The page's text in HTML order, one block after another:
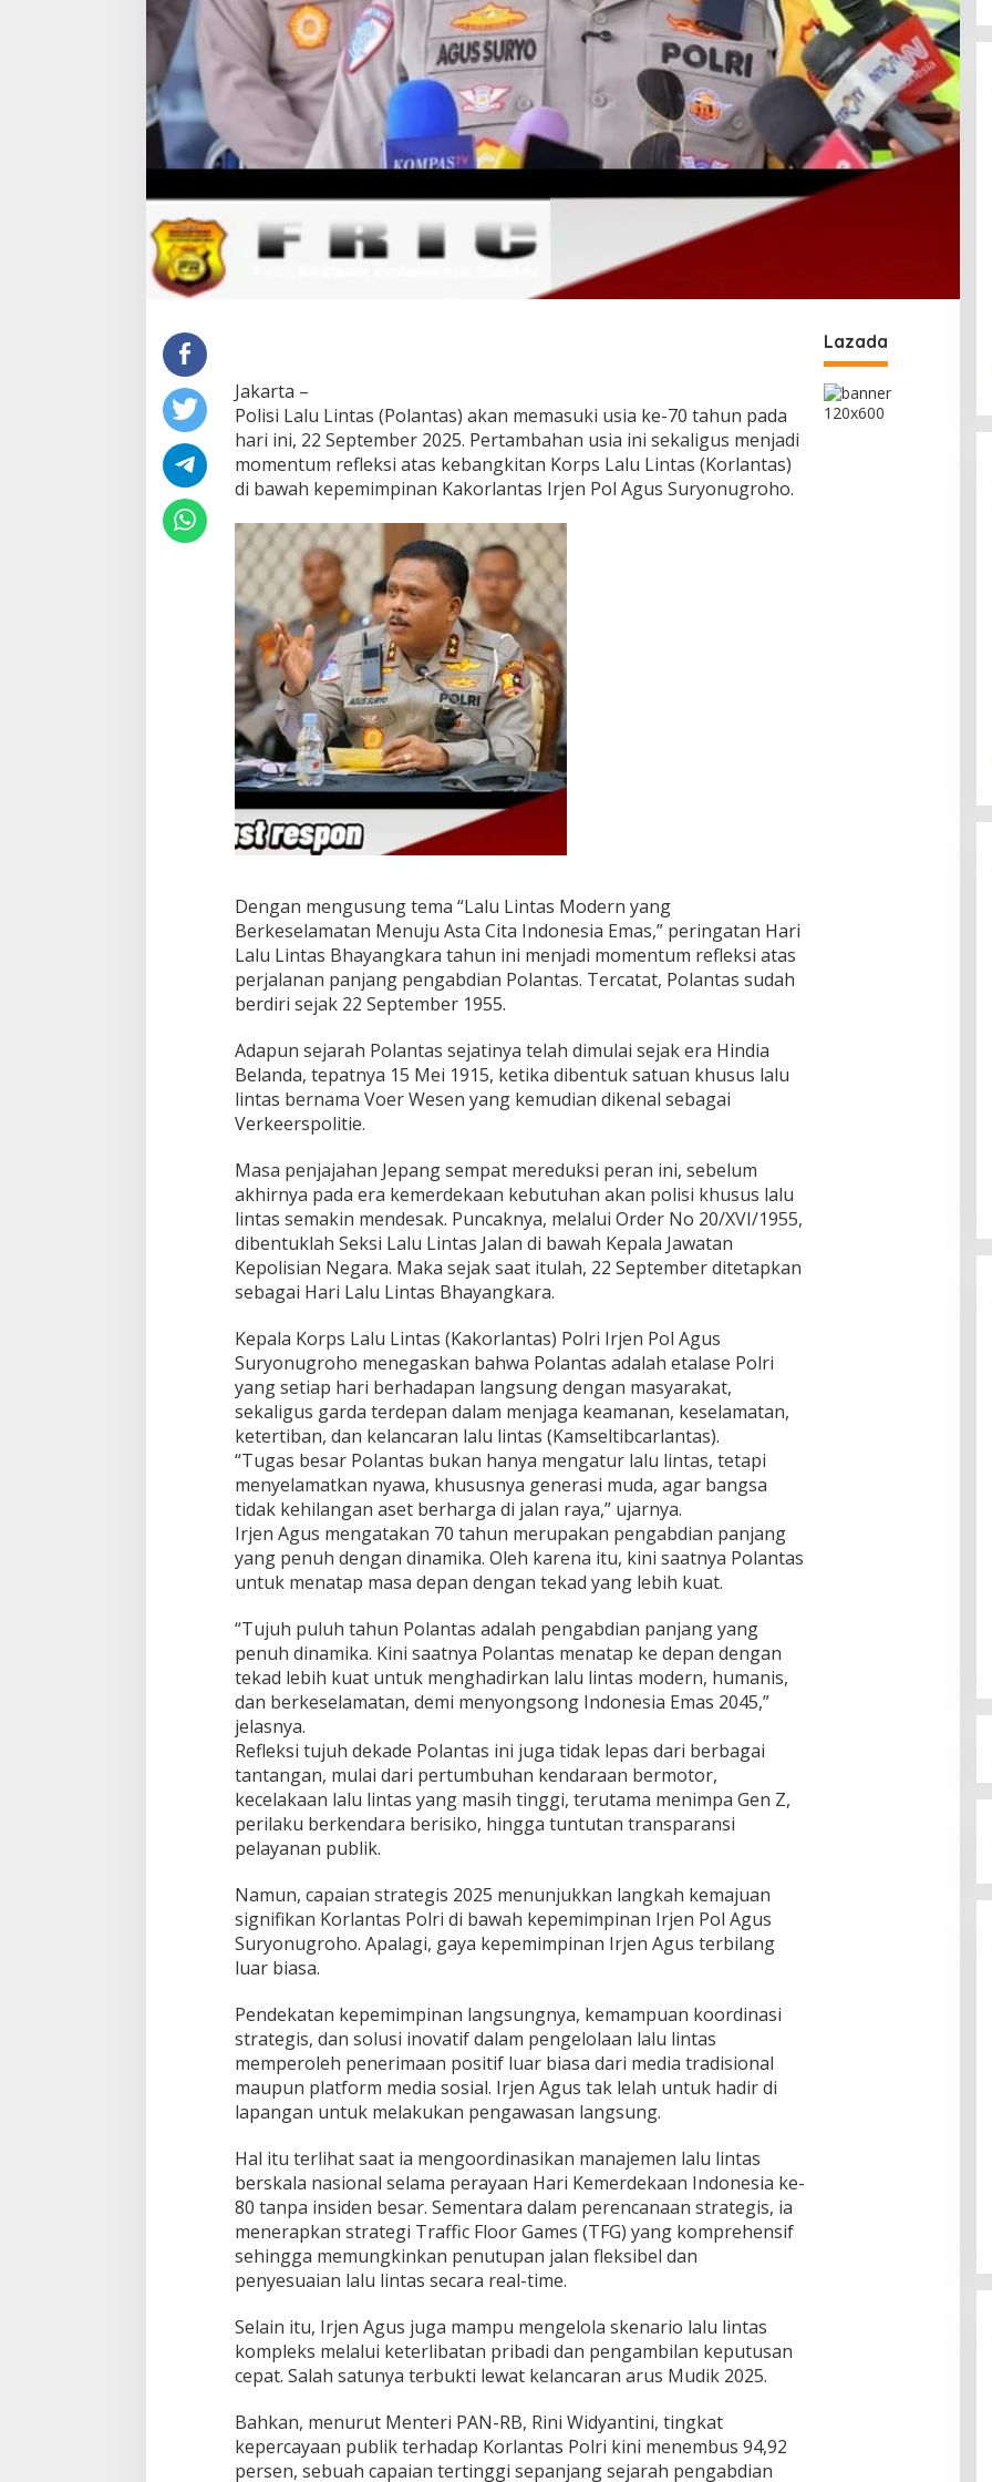
Jakarta –
Polisi Lalu Lintas (Polantas) akan memasuki usia ke-70 tahun pada
hari ini, 22 September 2025. Pertambahan usia ini sekaligus menjadi
momentum refleksi atas kebangkitan Korps Lalu Lintas (Korlantas)
di bawah kepemimpinan Kakorlantas Irjen Pol Agus Suryonugroho.
Dengan mengusung tema “Lalu Lintas Modern yang
Berkeselamatan Menuju Asta Cita Indonesia Emas,” peringatan Hari
Lalu Lintas Bhayangkara tahun ini menjadi momentum refleksi atas
perjalanan panjang pengabdian Polantas. Tercatat, Polantas sudah
berdiri sejak 22 September 1955.
Adapun sejarah Polantas sejatinya telah dimulai sejak era Hindia
Belanda, tepatnya 15 Mei 1915, ketika dibentuk satuan khusus lalu
lintas bernama Voer Wesen yang kemudian dikenal sebagai
Verkeerspolitie.
Masa penjajahan Jepang sempat mereduksi peran ini, sebelum
akhirnya pada era kemerdekaan kebutuhan akan polisi khusus lalu
lintas semakin mendesak. Puncaknya, melalui Order No 20/XVI/1955,
dibentuklah Seksi Lalu Lintas Jalan di bawah Kepala Jawatan
Kepolisian Negara. Maka sejak saat itulah, 22 September ditetapkan
sebagai Hari Lalu Lintas Bhayangkara.
Kepala Korps Lalu Lintas (Kakorlantas) Polri Irjen Pol Agus
Suryonugroho menegaskan bahwa Polantas adalah etalase Polri
yang setiap hari berhadapan langsung dengan masyarakat,
sekaligus garda terdepan dalam menjaga keamanan, keselamatan,
ketertiban, dan kelancaran lalu lintas (Kamseltibcarlantas).
“Tugas besar Polantas bukan hanya mengatur lalu lintas, tetapi
menyelamatkan nyawa, khususnya generasi muda, agar bangsa
tidak kehilangan aset berharga di jalan raya,” ujarnya.
Irjen Agus mengatakan 70 tahun merupakan pengabdian panjang
yang penuh dengan dinamika. Oleh karena itu, kini saatnya Polantas
untuk menatap masa depan dengan tekad yang lebih kuat.
“Tujuh puluh tahun Polantas adalah pengabdian panjang yang
penuh dinamika. Kini saatnya Polantas menatap ke depan dengan
tekad lebih kuat untuk menghadirkan lalu lintas modern, humanis,
dan berkeselamatan, demi menyongsong Indonesia Emas 2045,”
jelasnya.
Refleksi tujuh dekade Polantas ini juga tidak lepas dari berbagai
tantangan, mulai dari pertumbuhan kendaraan bermotor,
kecelakaan lalu lintas yang masih tinggi, terutama menimpa Gen Z,
perilaku berkendara berisiko, hingga tuntutan transparansi
pelayanan publik.
Namun, capaian strategis 2025 menunjukkan langkah kemajuan
signifikan Korlantas Polri di bawah kepemimpinan Irjen Pol Agus
Suryonugroho. Apalagi, gaya kepemimpinan Irjen Agus terbilang
luar biasa.
Pendekatan kepemimpinan langsungnya, kemampuan koordinasi
strategis, dan solusi inovatif dalam pengelolaan lalu lintas
memperoleh penerimaan positif luar biasa dari media tradisional
maupun platform media sosial. Irjen Agus tak lelah untuk hadir di
lapangan untuk melakukan pengawasan langsung.
Hal itu terlihat saat ia mengoordinasikan manajemen lalu lintas
berskala nasional selama perayaan Hari Kemerdekaan Indonesia ke-
80 tanpa insiden besar. Sementara dalam perencanaan strategis, ia
menerapkan strategi Traffic Floor Games (TFG) yang komprehensif
sehingga memungkinkan penutupan jalan fleksibel dan
penyesuaian lalu lintas secara real-time.
Selain itu, Irjen Agus juga mampu mengelola skenario lalu lintas
kompleks melalui keterlibatan pribadi dan pengambilan keputusan
cepat. Salah satunya terbukti lewat kelancaran arus Mudik 2025.
Bahkan, menurut Menteri PAN-RB, Rini Widyantini, tingkat
kepercayaan publik terhadap Korlantas Polri kini menembus 94,92
persen, sebuah capaian tertinggi sepanjang sejarah pengabdian
Lazada
Ingklut Penjelasan Agus Flores
DEMI KESEJAHTERAAN RAKYAT,PW
Di Politik | Juni 28, 2022
Pasangkayu
Di Politik | Juni 17, 2022